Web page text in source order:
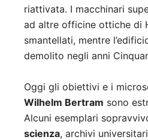
riattivata. I macchinari
ad altre officine ottiche di
smantellati, mentre
demolito negli anni
Oggi gli obiettivi e i
Wilhelm Bertram sono
Alcuni esemplari
scienza, archivi